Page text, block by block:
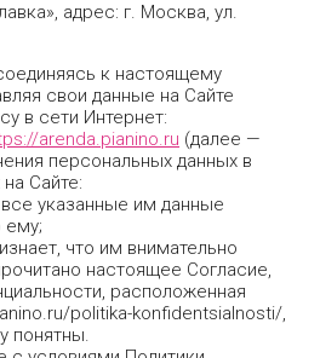
адрес: г. Москва, ул.
к настоящему
свои данные на Сайте
в сети Интернет:
arenda.pianino.ru (далее —
персональных данных в
Сайте:
указанные им данные
ему;
что им внимательно
настоящее Согласие,
расположенная
politika-konfidentsialnosti/,
понятны.